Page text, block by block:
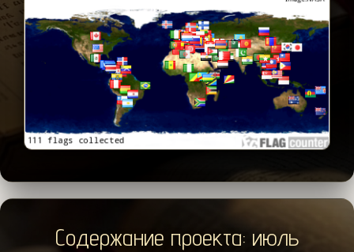
Содержание проекта: июль